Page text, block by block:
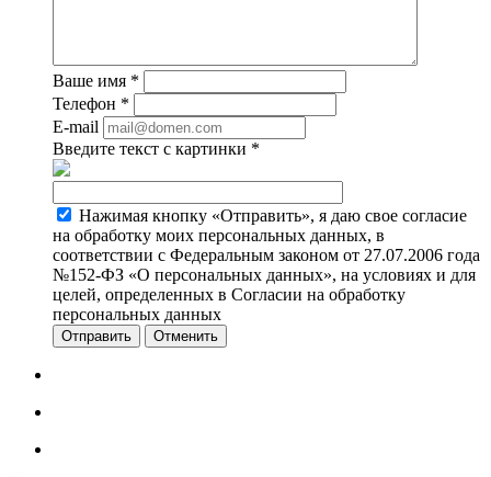
Ваше имя *
Телефон *
E-mail
Введите текст с картинки *
Нажимая кнопку «Отправить», я даю свое согласие
на обработку моих персональных данных, в
соответствии с Федеральным законом от 27.07.2006 года
№152-ФЗ «О персональных данных», на условиях и для
целей, определенных в Согласии на обработку
персональных данных
Отменить